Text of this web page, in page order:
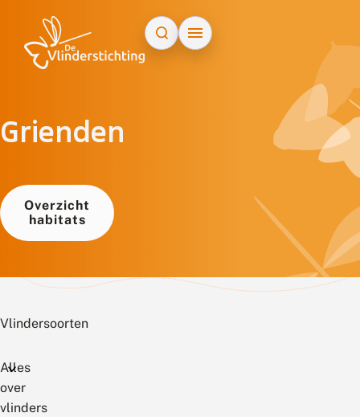
Grienden
Overzicht
habitats
Vlindersoorten
Alles
over
vlinders